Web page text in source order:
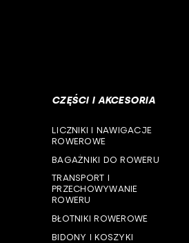
CZĘŚCI I AKCESORIA
LICZNIKI I NAWIGACJE
ROWEROWE
BAGAŻNIKI DO ROWERU
TRANSPORT I
PRZECHOWYWANIE
ROWERU
BŁOTNIKI ROWEROWE
BIDONY I KOSZYKI